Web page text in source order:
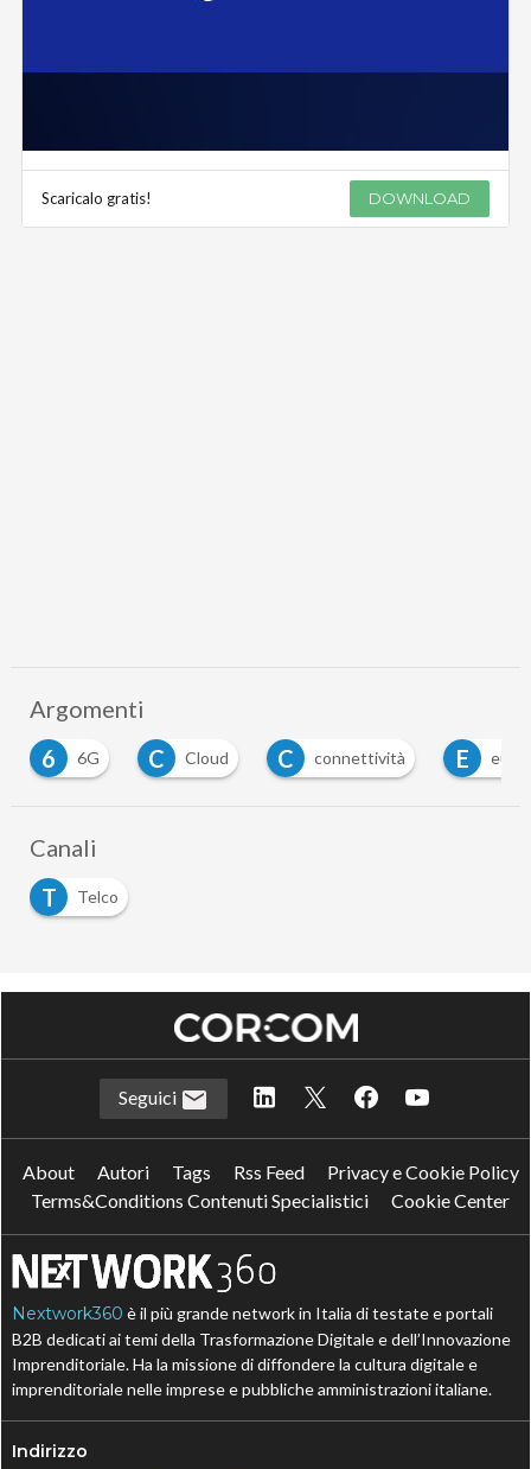
Scaricalo gratis! DOWNLOAD
Argomenti
6
6G C Cloud C connettività E
Canali
T
Telco
Seguici
About Autori Tags Rss Feed
Privacy e Cookie Policy
Terms&Conditions Contenuti Specialistici
Cookie Center
Nextwork360 è il più grande network in Italia di testate e portali
B2B dedicati ai temi della Trasformazione Digitale e dell’Innovazione
Imprenditoriale. Ha la missione di diffondere la cultura digitale e
imprenditoriale nelle imprese e pubbliche amministrazioni italiane.
Indirizzo